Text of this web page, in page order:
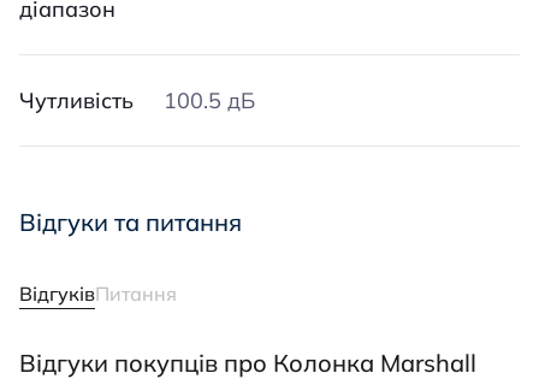
діапазон
Чутливість 100.5 дБ
Відгуки та питання
ВідгуківПитання
Відгуки покупців про Колонка Marshall